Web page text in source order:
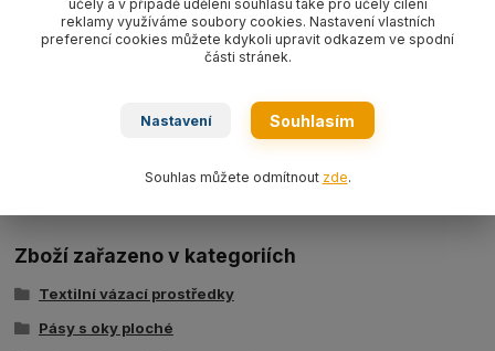
dle výběru, šíře 50 mm,barva fialová WLL1000 kg, typ
BBN1000,dvouvrstvý dle EN 1492-1.
Tabulka nosností - zvedací pásy typ BSB
Zboží zařazeno v kategoriích
Textilní vázací prostředky
Pásy s oky ploché
účely a v případě udělení souhlasu také pro účely cílení
reklamy využíváme soubory cookies. Nastavení vlastních
preferencí cookies můžete kdykoli upravit odkazem ve spodní
části stránek.
Nastavení Souhlasím
Souhlas můžete odmítnout zde.